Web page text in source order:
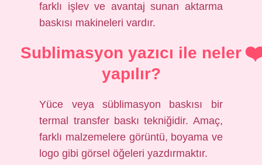
farklı işlev ve avantaj sunan aktarma
baskısı makineleri vardır.
Sublimasyon yazıcı ile neler
yapılır?
Yüce veya süblimasyon baskısı bir
termal transfer baskı tekniğidir. Amaç,
farklı malzemelere görüntü, boyama ve
logo gibi görsel öğeleri yazdırmaktır.